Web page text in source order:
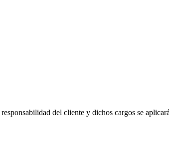
del cliente y dichos cargos se